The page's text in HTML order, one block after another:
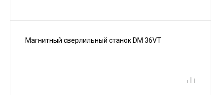
Магнитный сверлильный станок DM 36VT